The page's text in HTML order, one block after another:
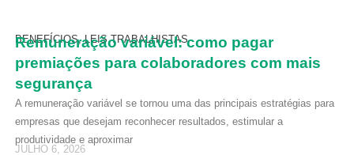
BENEFÍCIOS,LEIS TRABALHISTAS
Remuneração variável: como pagar
premiações para colaboradores com mais
segurança
A remuneração variável se tornou uma das principais estratégias para
empresas que desejam reconhecer resultados, estimular a
produtividade e aproximar
JULHO 6, 2026